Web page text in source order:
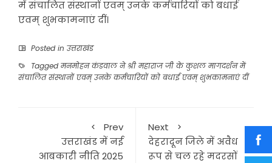
में संचालित संस्थानों एवम् उनके कर्मचारियों को बधाई
एवम् शुभकामनाएं दीं।
Posted in उत्तराखंड
Tagged मनमोहन कंडवाल ने श्री महाराज जी के कुशल मागदर्शन में
संचालित संस्थानों एवम् उनके कर्मचारियों को बधाई एवम् शुभकामनाएं दीं
Prev
उत्तराखंड में नई
आबकारी नीति 2025
Next
देहरादून जिले में अवैध
रूप से चल रहे मदरसों